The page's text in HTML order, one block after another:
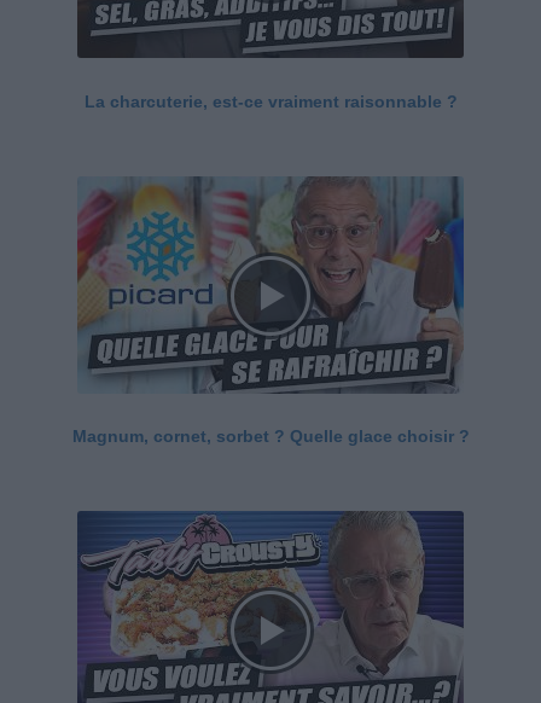
La charcuterie, est-ce vraiment raisonnable ?
Magnum, cornet, sorbet ? Quelle glace choisir ?